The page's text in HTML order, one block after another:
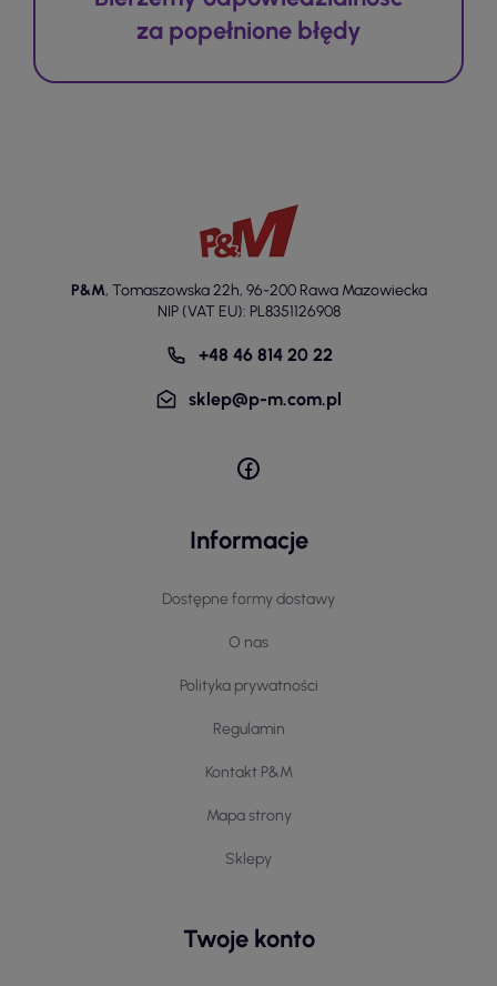
za popełnione błędy
P&M, Tomaszowska 22h, 96-200 Rawa Mazowiecka
NIP (VAT EU): PL8351126908
+48 46 814 20 22
sklep@p-m.com.pl
Informacje
Dostępne formy dostawy
O nas
Polityka prywatności
Regulamin
Kontakt P&M
Mapa strony
Sklepy
Twoje konto